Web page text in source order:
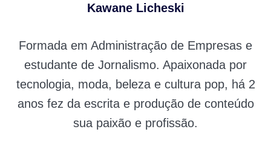
Kawane Licheski
Formada em Administração de Empresas e
estudante de Jornalismo. Apaixonada por
tecnologia, moda, beleza e cultura pop, há 2
anos fez da escrita e produção de conteúdo
sua paixão e profissão.